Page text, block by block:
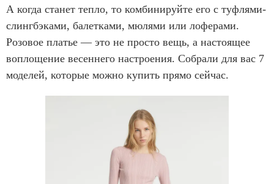
А когда станет тепло, то комбинируйте его с туфлями-
слингбэками, балетками, мюлями или лоферами.
Розовое платье — это не просто вещь, а настоящее
воплощение весеннего настроения. Собрали для вас 7
моделей, которые можно купить прямо сейчас.